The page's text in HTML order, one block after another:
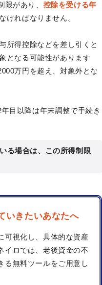
限があり、 控除を受ける年
ければなりません。
所得控除などを差し引くと
となる可能性があります
万円を超え、対象外とな
目以降は年末調整で手続き
る場合は、この所得制限
いきたいあなたへ
可視化し、具体的な資産
イロでは、老後資金の不
る無料ツールをご用意し